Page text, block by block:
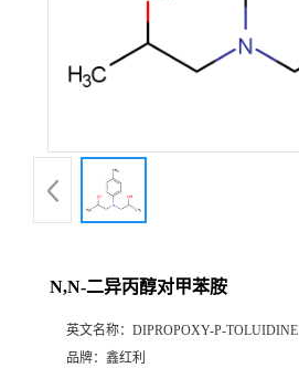
N,N-二异丙醇对甲苯胺
英文名称： DIPROPOXY-P-TOLUIDINE
品牌： 鑫红利